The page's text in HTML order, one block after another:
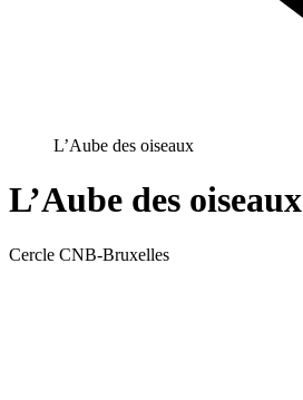
L’Aube des oiseaux
L’Aube des oiseaux
Cercle CNB-Bruxelles